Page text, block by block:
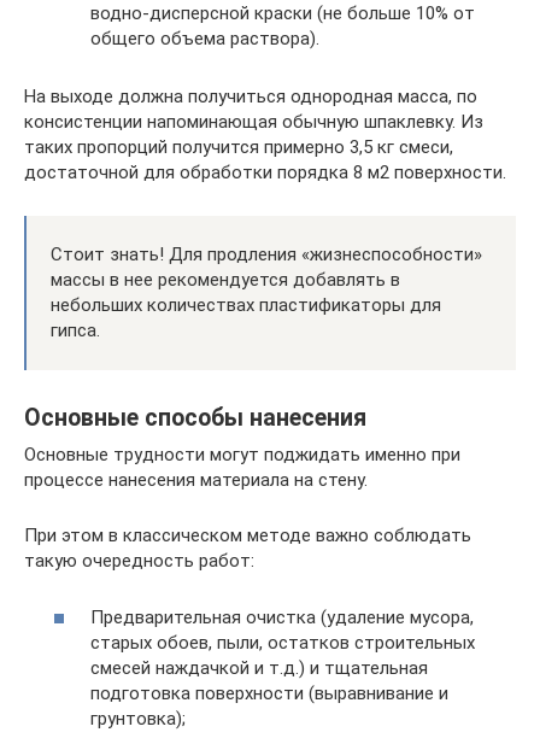
водно-дисперсной краски (не больше 10% от
общего объема раствора).
На выходе должна получиться однородная масса, по
консистенции напоминающая обычную шпаклевку. Из
таких пропорций получится примерно 3,5 кг смеси,
достаточной для обработки порядка 8 м2 поверхности.
Стоит знать! Для продления «жизнеспособности»
массы в нее рекомендуется добавлять в
небольших количествах пластификаторы для
гипса.
Основные способы нанесения
Основные трудности могут поджидать именно при
процессе нанесения материала на стену.
При этом в классическом методе важно соблюдать
такую очередность работ:
Предварительная очистка (удаление мусора,
старых обоев, пыли, остатков строительных
смесей наждачкой и т.д.) и тщательная
подготовка поверхности (выравнивание и
грунтовка);